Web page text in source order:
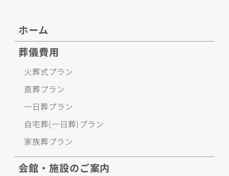
ホーム
葬儀費用
火葬式プラン
直葬プラン
一日葬プラン
自宅葬(一日葬)プラン
家族葬プラン
会館・施設のご案内